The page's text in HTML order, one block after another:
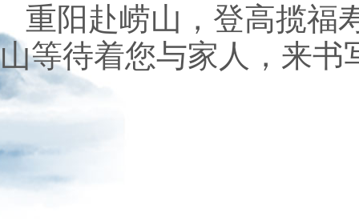
重阳赴崂山，登高揽福
山等待着您与家人，来书